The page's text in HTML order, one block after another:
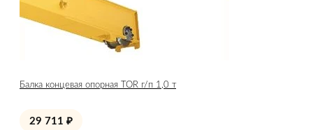
Балка концевая опорная TOR г/п 1,0 т
29 711 ₽